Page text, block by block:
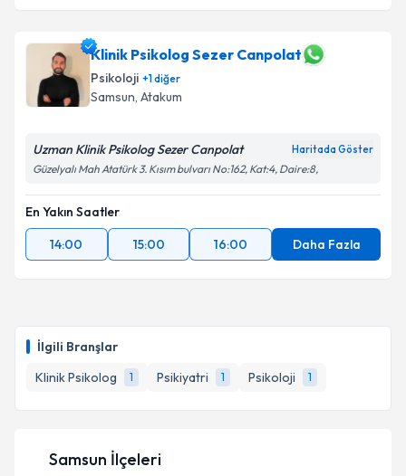
İlgili Branşlar
Klinik Psikolog
1 Psikiyatri 1 Psikoloji 1
Klinik Psikolog Sezer Canpolat
Psikoloji +1diğer
Samsun, Atakum
Uzman Klinik Psikolog Sezer Canpolat Haritada Göster
Güzelyalı Mah Atatürk 3. Kısım bulvarı No:162, Kat:4, Daire:8,
En Yakın Saatler
14:00
15:00 16:00 Daha Fazla
Samsun İlçeleri